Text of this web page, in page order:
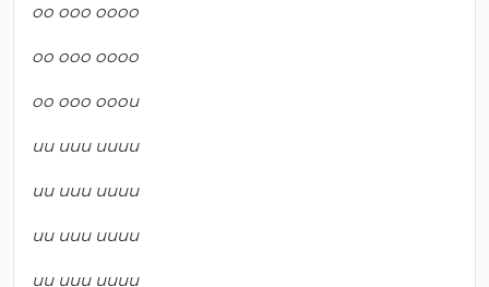
oo ooo oooo
oo ooo oooo
oo ooo ooou
uu uuu uuuu
uu uuu uuuu
uu uuu uuuu
uu uuu uuuu